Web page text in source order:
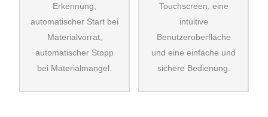
Erkennung,
automatischer Start bei
Materialvorrat,
automatischer Stopp
bei Materialmangel.
Touchscreen, eine
intuitive
Benutzeroberfläche
und eine einfache und
sichere Bedienung.